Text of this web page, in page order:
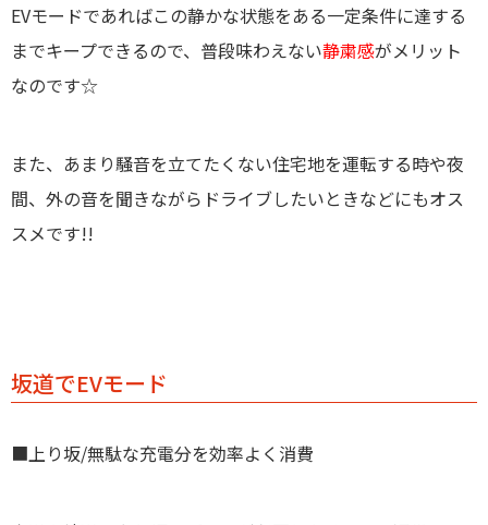
EVモードであればこの静かな状態をある一定条件に達する
までキープできるので、普段味わえない静粛感がメリット
なのです☆
また、あまり騒音を立てたくない住宅地を運転する時や夜
間、外の音を聞きながらドライブしたいときなどにもオス
スメです!!
坂道でEVモード
■上り坂/無駄な充電分を効率よく消費